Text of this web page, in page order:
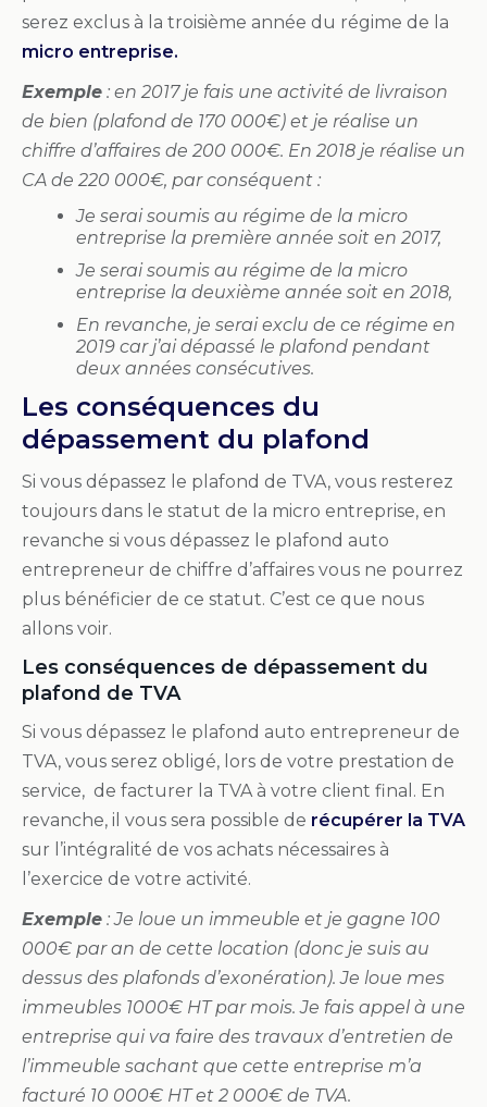
serez exclus à la troisième année du régime de la
micro entreprise.
Exemple : en 2017 je fais une activité de livraison
de bien (plafond de 170 000€) et je réalise un
chiffre d’affaires de 200 000€. En 2018 je réalise un
CA de 220 000€, par conséquent :
Je serai soumis au régime de la micro
entreprise la première année soit en 2017,
Je serai soumis au régime de la micro
entreprise la deuxième année soit en 2018,
En revanche, je serai exclu de ce régime en
2019 car j’ai dépassé le plafond pendant
deux années consécutives.
Les conséquences du
dépassement du plafond
Si vous dépassez le plafond de TVA, vous resterez
toujours dans le statut de la micro entreprise, en
revanche si vous dépassez le plafond auto
entrepreneur de chiffre d’affaires vous ne pourrez
plus bénéficier de ce statut. C’est ce que nous
allons voir.
Les conséquences de dépassement du
plafond de TVA
Si vous dépassez le plafond auto entrepreneur de
TVA, vous serez obligé, lors de votre prestation de
service, de facturer la TVA à votre client final. En
revanche, il vous sera possible de récupérer la TVA
sur l’intégralité de vos achats nécessaires à
l’exercice de votre activité.
Exemple : Je loue un immeuble et je gagne 100
000€ par an de cette location (donc je suis au
dessus des plafonds d’exonération). Je loue mes
immeubles 1000€ HT par mois. Je fais appel à une
entreprise qui va faire des travaux d’entretien de
l’immeuble sachant que cette entreprise m’a
facturé 10 000€ HT et 2 000€ de TVA.